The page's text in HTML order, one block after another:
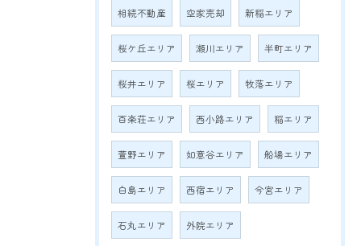
相続不動産 空家売却 新稲エリア
桜ケ丘エリア 瀬川エリア 半町エリア
桜井エリア 桜エリア 牧落エリア
百楽荘エリア 西小路エリア 稲エリア
萱野エリア 如意谷エリア 船場エリア
白島エリア 西宿エリア 今宮エリア
石丸エリア 外院エリア